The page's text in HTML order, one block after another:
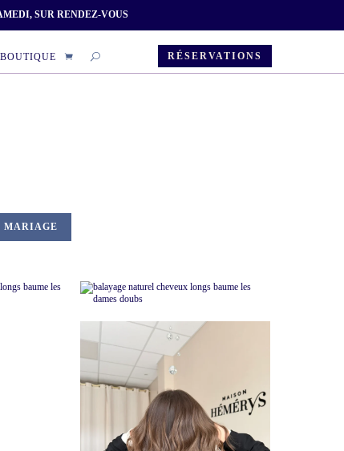
SUR RENDEZ-VOUS
BOUTIQUE RÉSERVATIONS
MARIAGE